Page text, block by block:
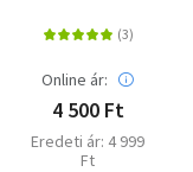
Online ár:
4 500 Ft
Eredeti ár: 4 999
Ft